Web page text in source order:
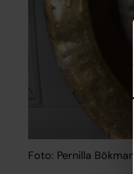
Foto: Pernilla Bökman